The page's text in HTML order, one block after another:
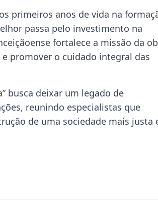
primeiros anos de vida na
passa pelo investimento na
fortalece a missão da
promover o cuidado integral das
busca deixar um legado de
reunindo especialistas que
de uma sociedade mais justa